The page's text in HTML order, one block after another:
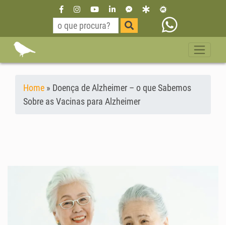
Home » Doença de Alzheimer – o que Sabemos
Sobre as Vacinas para Alzheimer